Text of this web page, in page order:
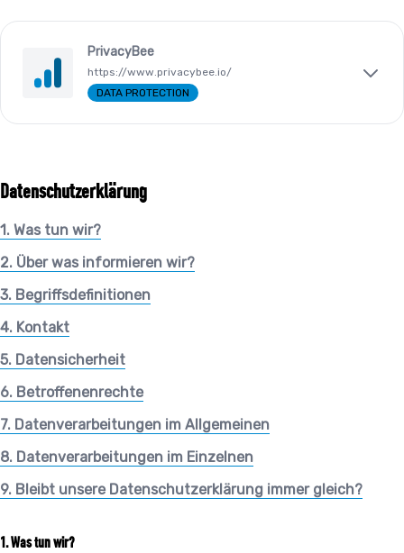
PrivacyBee
https://www.privacybee.io/
DATA PROTECTION
Datenschutzerklärung
1. Was tun wir?
2. Über was informieren wir?
3. Begriffsdefinitionen
4. Kontakt
5. Datensicherheit
6. Betroffenenrechte
7. Datenverarbeitungen im Allgemeinen
8. Datenverarbeitungen im Einzelnen
9. Bleibt unsere Datenschutzerklärung immer gleich?
Was tun wir?